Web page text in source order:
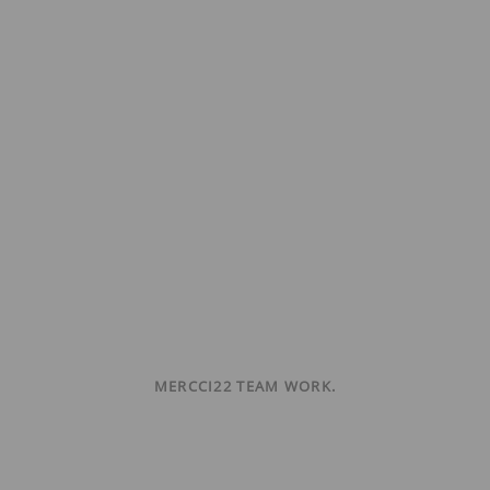
MERCCI22 TEAM WORK.